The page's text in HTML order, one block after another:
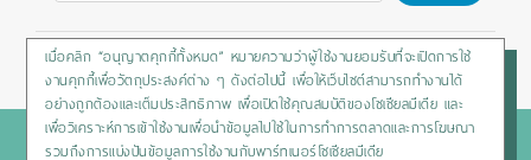
Privacy Policy/Cookies Policy/Sitemap/สิทธิผู้ป่วย
Copyright © 2020 Nakornthon Hospital. All rights reserved
เมื่อคลิก “อนุญาตคุกกี้ทั้งหมด” หมายความว่าผู้ใช้งานยอมรับที่จะเปิดการใช้
งานคุกกี้เพื่อวัตถุประสงค์ต่าง ๆ ดังต่อไปนี้ เพื่อให้เว็บไซต์สามารถทำงานได้
อย่างถูกต้องและเต็มประสิทธิภาพ เพื่อเปิดใช้คุณสมบัติของโซเชียลมีเดีย และ
เพื่อวิเคราะห์การเข้าใช้งานเพื่อนำข้อมูลไปใช้ในการทำการตลาดและการโฆษณา
รวมถึงการแบ่งปันข้อมูลการใช้งานกับพาร์ทเนอร์โซเชียลมีเดีย